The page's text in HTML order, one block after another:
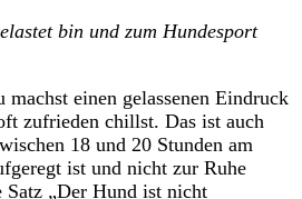
bin und zum Hundesport
machst einen gelassenen Eindruck
zufrieden chillst. Das ist auch
18 und 20 Stunden am
ist und nicht zur Ruhe
„Der Hund ist nicht